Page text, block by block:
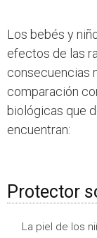
Los bebés y
efectos de las
consecuencias
comparación
biológicas que
encuentran:
Protector
La piel de los